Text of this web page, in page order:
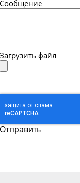
Сообщение
Загрузить файл